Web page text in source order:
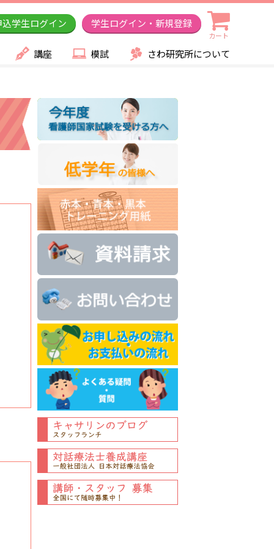
学生ログイン 学生ログイン・新規登録
カート
講座 模試 さわ研究所について